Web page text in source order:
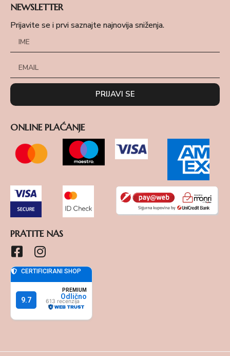
NEWSLETTER
Prijavite se i prvi saznajte najnovija sniženja.
PRIJAVI SE
ONLINE PLAĆANJE
PRATITE NAS